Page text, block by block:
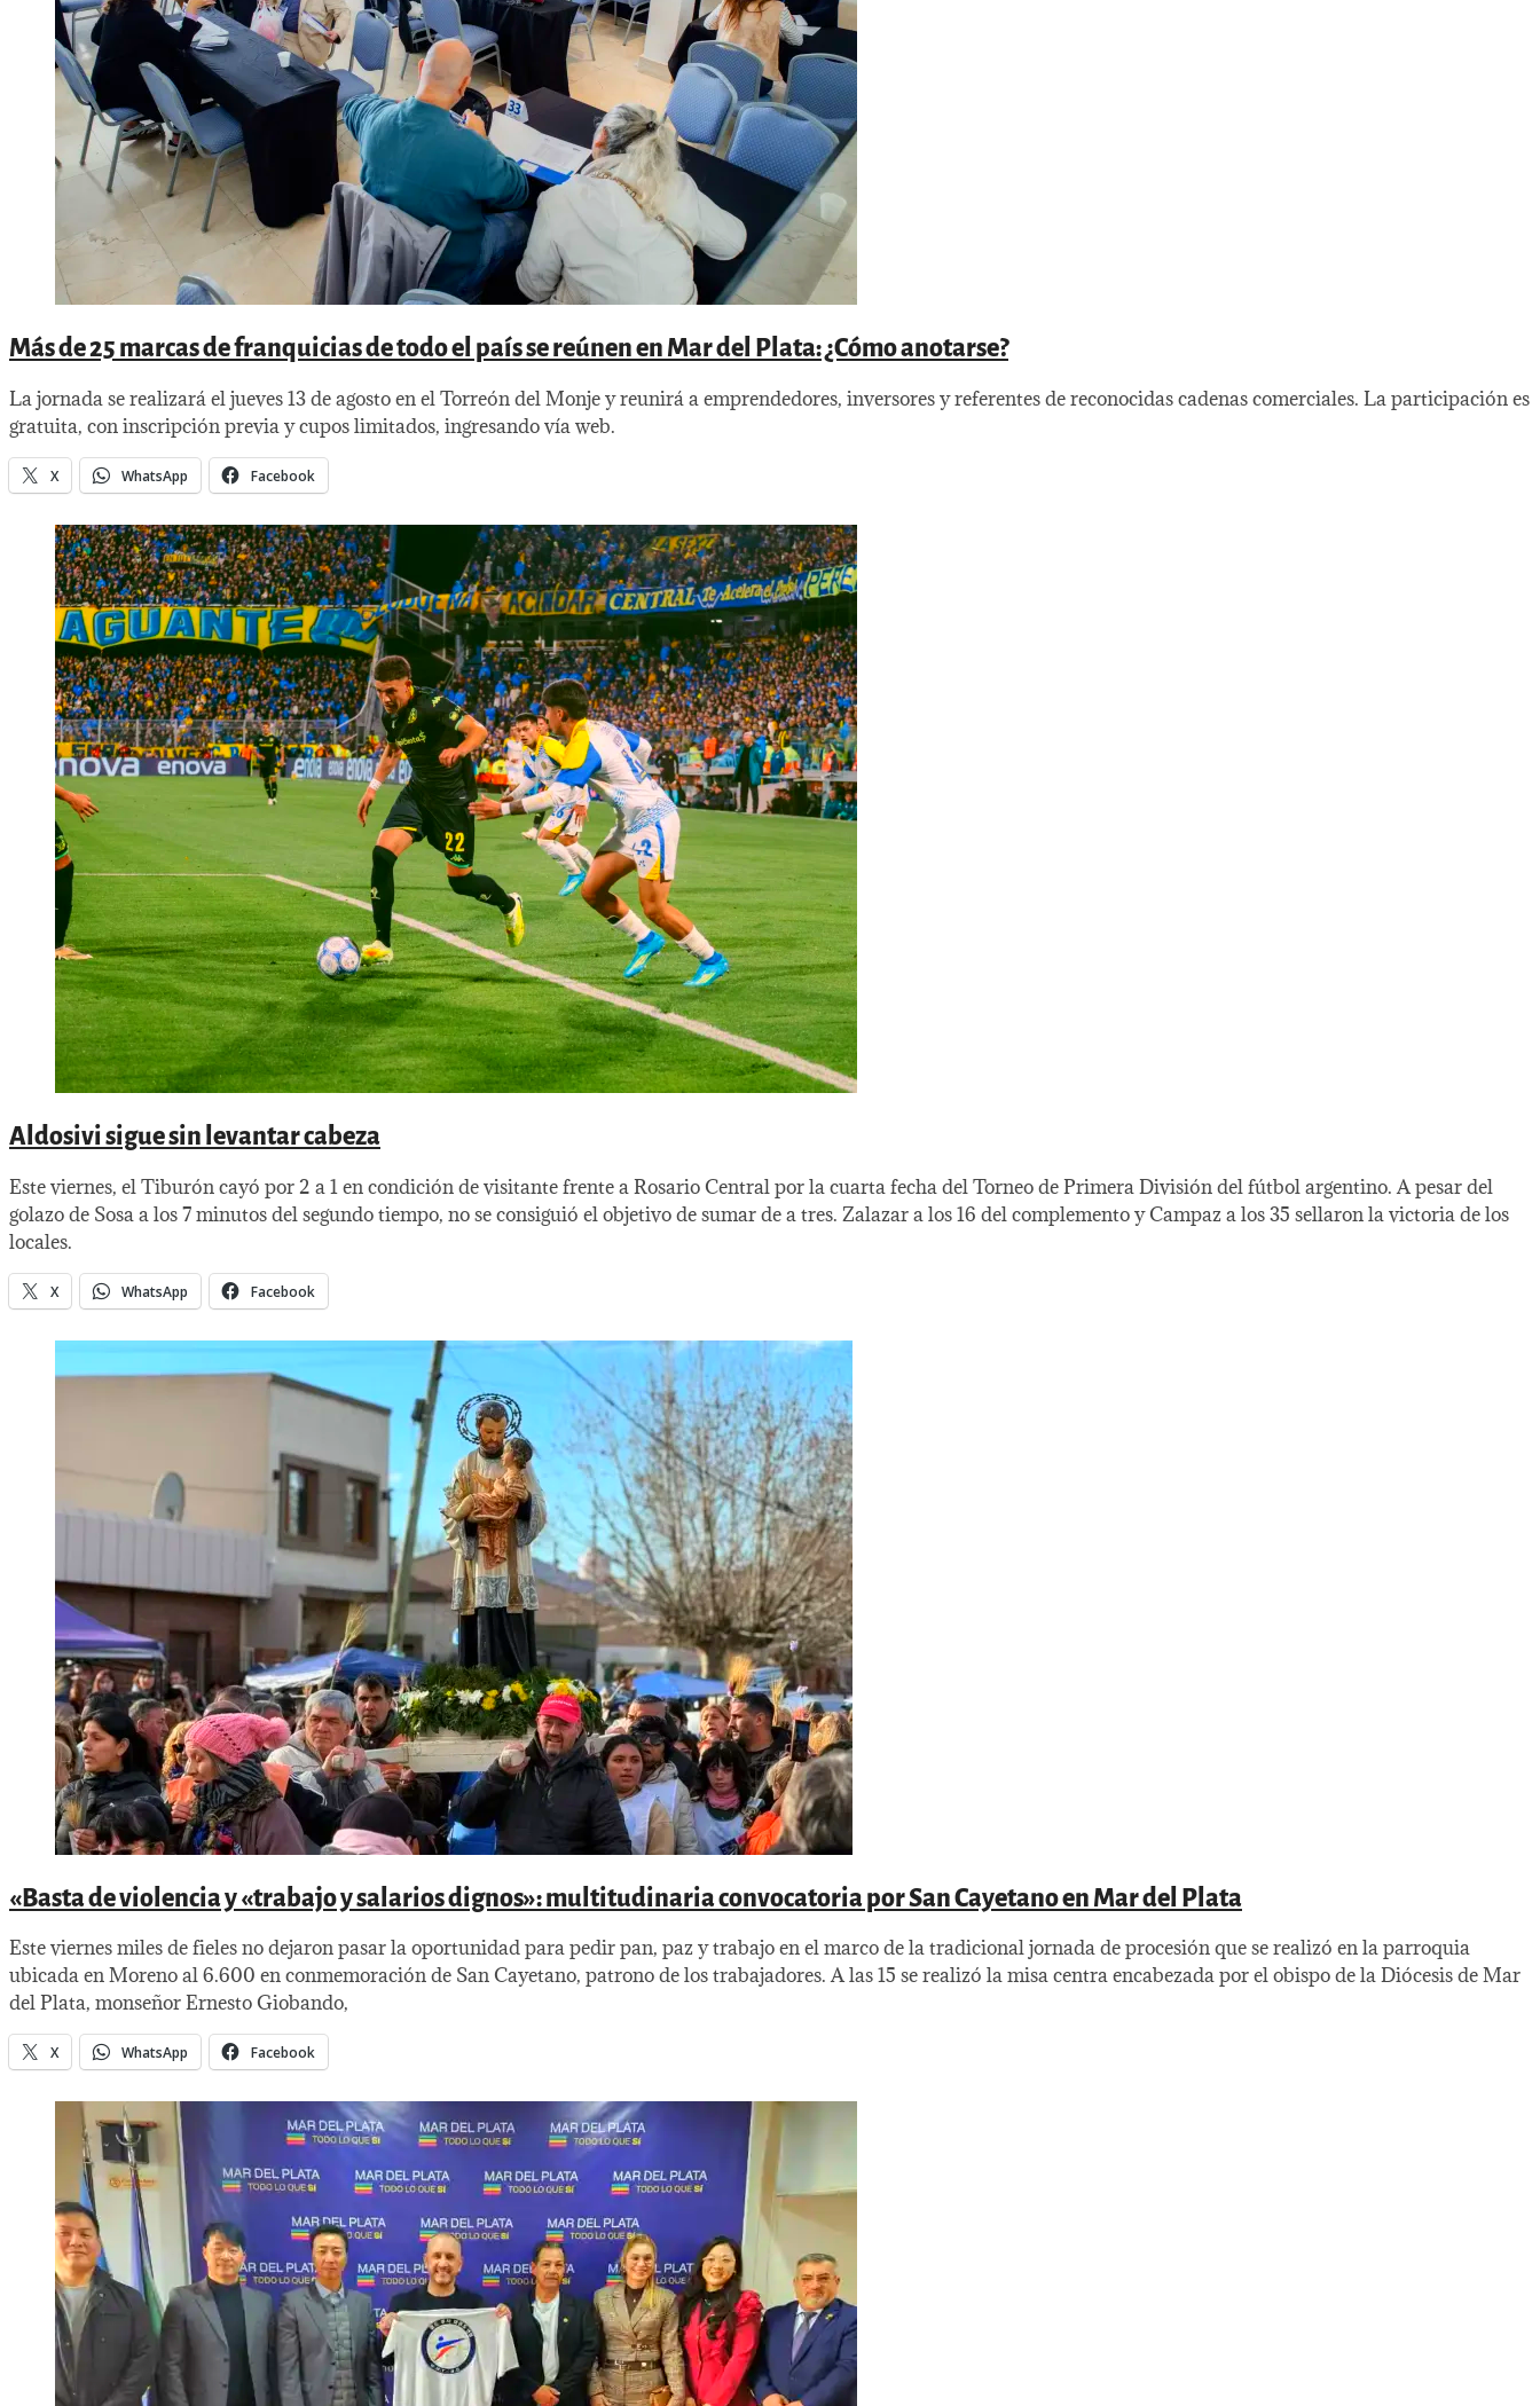
Más de 25 marcas de franquicias de todo el país se reúnen en Mar del Plata: ¿Cómo anotarse?
La jornada se realizará el jueves 13 de agosto en el Torreón del Monje y reunirá a emprendedores, inversores y referentes de reconocidas cadenas comerciales. La participación es
gratuita, con inscripción previa y cupos limitados, ingresando vía web.
X WhatsApp Facebook
Aldosivi sigue sin levantar cabeza
Este viernes, el Tiburón cayó por 2 a 1 en condición de visitante frente a Rosario Central por la cuarta fecha del Torneo de Primera División del fútbol argentino. A pesar del
golazo de Sosa a los 7 minutos del segundo tiempo, no se consiguió el objetivo de sumar de a tres. Zalazar a los 16 del complemento y Campaz a los 35 sellaron la victoria de los
locales.
X WhatsApp Facebook
«Basta de violencia y «trabajo y salarios dignos»: multitudinaria convocatoria por San Cayetano en Mar del Plata
Este viernes miles de fieles no dejaron pasar la oportunidad para pedir pan, paz y trabajo en el marco de la tradicional jornada de procesión que se realizó en la parroquia
ubicada en Moreno al 6.600 en conmemoración de San Cayetano, patrono de los trabajadores. A las 15 se realizó la misa centra encabezada por el obispo de la Diócesis de Mar
del Plata, monseñor Ernesto Giobando,
X WhatsApp Facebook